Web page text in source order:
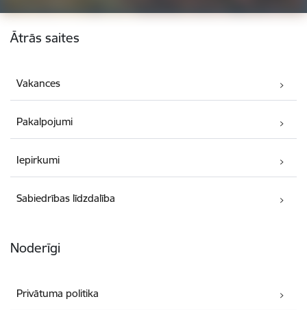
Kājene
Ātrās saites
Vakances
Pakalpojumi
Iepirkumi
Sabiedrības līdzdalība
Noderīgi
Privātuma politika